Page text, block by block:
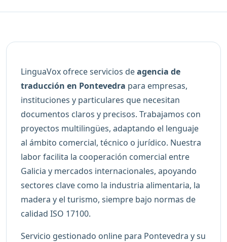
LinguaVox ofrece servicios deagencia de
traducción en Pontevedra para empresas,
instituciones y particulares que necesitan
documentos claros y precisos. Trabajamos con
proyectos multilingües, adaptando el lenguaje
al ámbito comercial, técnico o jurídico. Nuestra
labor facilita la cooperación comercial entre
Galicia y mercados internacionales, apoyando
sectores clave como la industria alimentaria, la
madera y el turismo, siempre bajo normas de
calidad ISO 17100.
Servicio gestionado online para Pontevedra y su